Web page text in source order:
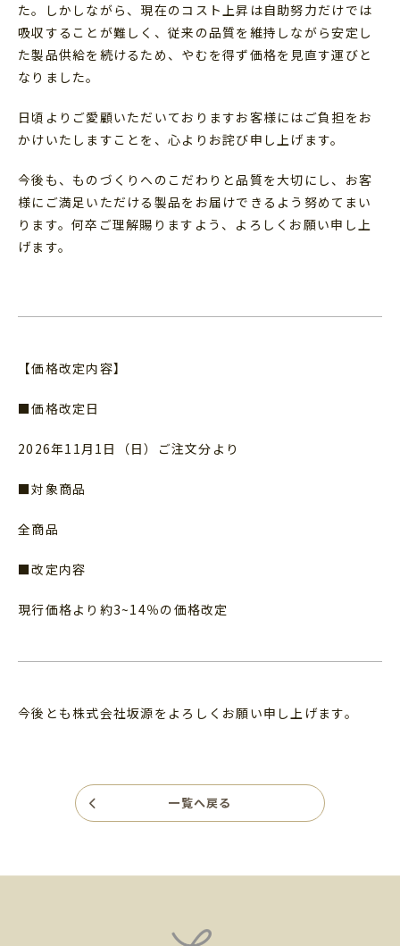
た。しかしながら、現在のコスト上昇は自助努力だけでは
吸収することが難しく、従来の品質を維持しながら安定し
た製品供給を続けるため、やむを得ず価格を見直す運びと
なりました。
日頃よりご愛顧いただいておりますお客様にはご負担をお
かけいたしますことを、心よりお詫び申し上げます。
今後も、ものづくりへのこだわりと品質を大切にし、お客
様にご満足いただける製品をお届けできるよう努めてまい
ります。何卒ご理解賜りますよう、よろしくお願い申し上
げます。
【価格改定内容】
■価格改定日
2026年11月1日（日）ご注文分より
■対象商品
全商品
■改定内容
現行価格より約3~14％の価格改定
今後とも株式会社坂源をよろしくお願い申し上げます。
一覧へ戻る